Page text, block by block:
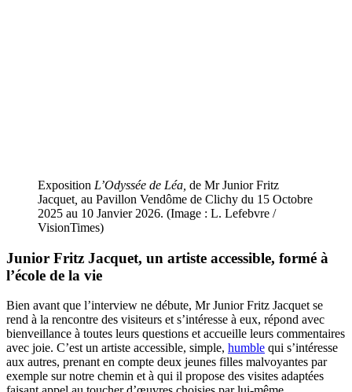
Exposition L’Odyssée de Léa, de Mr Junior Fritz
Jacquet au Pavillon Vendôme de Clichy du 15 Octobre
2025 au 10 Janvier 2026. (Image : L. Lefebvre /
VisionTimes)
Junior Fritz Jacquet, un artiste accessible, formé à
l’école de la vie
Bien avant que l’interview ne débute, Mr Junior Fritz Jacquet se
rend à la rencontre des visiteurs et s’intéresse à eux, répond avec
bienveillance à toutes leurs questions et accueille leurs commentaires
avec joie. C’est un artiste accessible, simple, humble qui s’intéresse
aux autres, prenant en compte deux jeunes filles malvoyantes par
exemple sur notre chemin et à qui il propose des visites adaptées